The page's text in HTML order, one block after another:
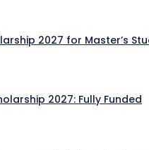
2027 for Master’s
2027: Fully Funded